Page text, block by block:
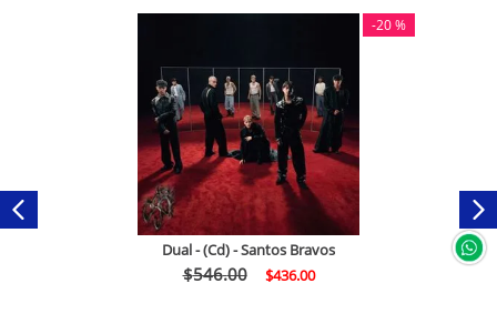
-20 %
Dual - (Cd) - Santos Bravos
$546.00 $436.00